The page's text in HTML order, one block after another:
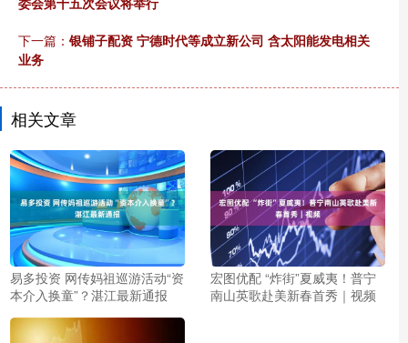
下一篇： 银铺子配资 宁德时代等成立新公司 含太阳能发电相关
业务
相关文章
易多投资 网传妈祖巡游活动“资
本介入换童”？湛江最新通报
宏图优配 “炸街”夏威夷！普宁
南山英歌赴美新春首秀｜视频